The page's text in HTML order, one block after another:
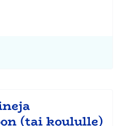
Riihikallio
(tai koululle)